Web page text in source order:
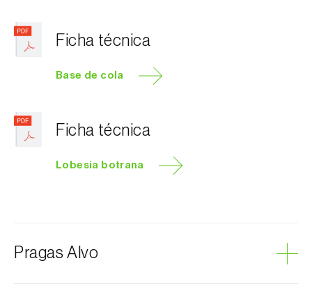
Ficha técnica
Base de cola
Ficha técnica
Lobesia botrana
Pragas Alvo